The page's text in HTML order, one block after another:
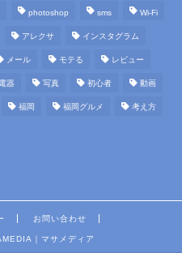
photoshop sms Wi-Fi
アレクサ インスタグラム
メール モテる レビュー
器 写真 初心者 動画
福岡 福岡グルメ 考え方
お問い合わせ
｜マサメディア